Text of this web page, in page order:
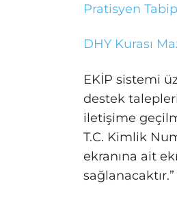
Pratisyen
DHY Kurası
EKİP sistemi
destek talepleri
iletişime
T.C. Kimlik
ekranına ait